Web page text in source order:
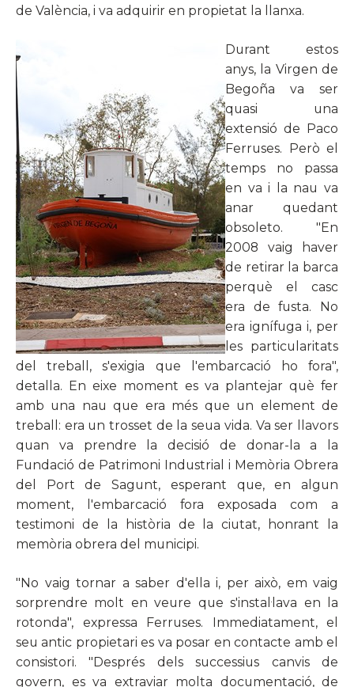
de València, i va adquirir en propietat la llanxa.
Durant estos
anys, la Virgen de
Begoña va ser
quasi una
extensió de Paco
Ferruses. Però el
temps no passa
en va i la nau va
anar quedant
obsoleto. "En
2008 vaig haver
de retirar la barca
perquè el casc
era de fusta. No
era ignífuga i, per
les particularitats
del treball, s'exigia que l'embarcació ho fora",
detalla. En eixe moment es va plantejar què fer
amb una nau que era més que un element de
treball: era un trosset de la seua vida. Va ser llavors
quan va prendre la decisió de donar-la a la
Fundació de Patrimoni Industrial i Memòria Obrera
del Port de Sagunt, esperant que, en algun
moment, l'embarcació fora exposada com a
testimoni de la història de la ciutat, honrant la
memòria obrera del municipi.
"No vaig tornar a saber d'ella i, per això, em vaig
sorprendre molt en veure que s'instal·lava en la
rotonda", expressa Ferruses. Immediatament, el
seu antic propietari es va posar en contacte amb el
consistori. "Després dels successius canvis de
govern, es va extraviar molta documentació, de